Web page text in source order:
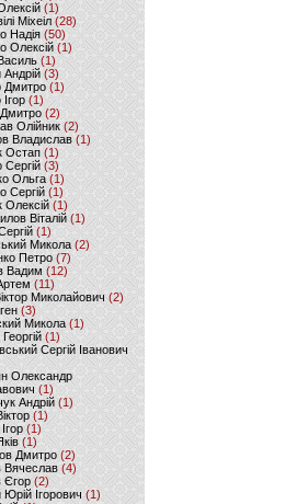
(1)
Міхеіл(28)
Надія (50)
Олексій(1)
(1)
(3)
Дмитро(1)
(1)
(2)
Олійник (2)
Владислав (1)
Остап (1)
(3)
Ольга (1)
Сергій(1)
Олексій(1)
Віталій(1)
(1)
Микола(2)
Петро(7)
Вадим (12)
(11)
Миколайович(2)
(3)
Микола(1)
(1)
Сергій Іванович
Олександр
(1)
Андрій(1)
(1)
(1)
(1)
Дмитро (2)
Вячеслав (4)
Єгор(2)
Ігорович (1)